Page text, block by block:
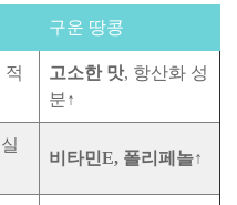
구운 땅콩
적
고소한 맛, 항산화 성
분↑
비타민E, 폴리페놀↑